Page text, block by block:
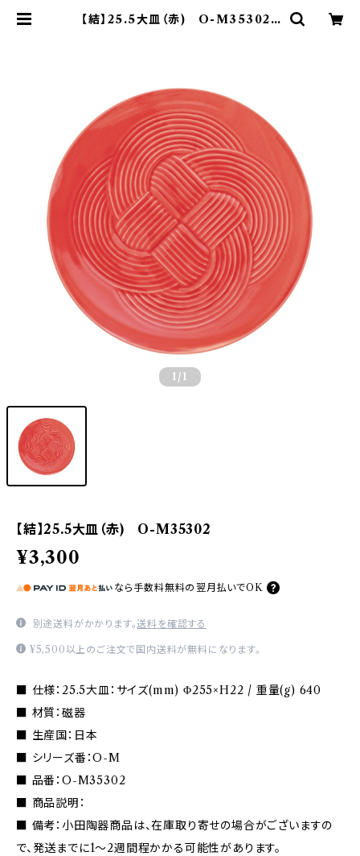
【結】25.5大皿（赤) O-M35302 |
1 /1
【結】25.5大皿（赤) O-M35302
¥3,300
なら 手数料無料の 翌月払いでOK
別途送料がかかります。送料を確認する
¥5,500以上のご注文で国内送料が無料になります。
■ 仕様：25.5大皿：サイズ(mm) Φ255×H22 / 重量(g) 640
■ 材質：磁器
■ 生産国：日本
■ シリーズ番：O-M
■ 品番：O-M35302
■ 商品説明：
■ 備考：小田陶器商品は、在庫取り寄せの場合がございますの
で、発送までに1〜2週間程かかる可能性があります。